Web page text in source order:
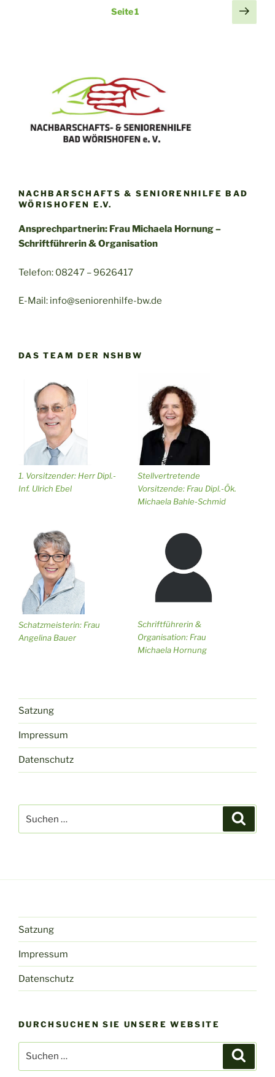
Seitennummerierung
Seite1
NACHBARSCHAFTS & SENIORENHILFE BAD
WÖRISHOFEN E.V.
Ansprechpartnerin: Frau Michaela Hornung –
Schriftführerin & Organisation
Telefon: 08247 – 9626417
E-Mail: info@seniorenhilfe-bw.de
DAS TEAM DER NSHBW
1. Vorsitzender: Herr Dipl.-
Inf. Ulrich Ebel
Stellvertretende
Vorsitzende: Frau Dipl.-Ök.
Michaela Bahle-Schmid
Schatzmeisterin: Frau
Angelina Bauer
Schriftführerin &
Organisation: Frau
Michaela Hornung
Satzung
Impressum
Datenschutz
nach:
Satzung
Impressum
Datenschutz
DURCHSUCHEN SIE UNSERE WEBSITE
nach: